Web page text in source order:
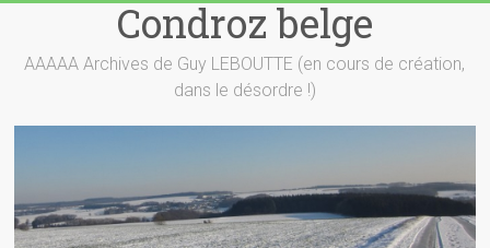
content
Condroz belge
AAAAA Archives de Guy LEBOUTTE (en cours de création,
dans le désordre !)